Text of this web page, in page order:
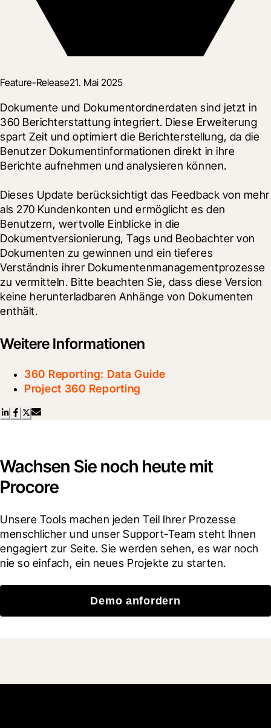
Feature-Release21. Mai 2025
Dokumente und Dokumentordnerdaten sind jetzt in
360 Berichterstattung integriert. Diese Erweiterung
spart Zeit und optimiert die Berichterstellung, da die
Benutzer Dokumentinformationen direkt in ihre
Berichte aufnehmen und analysieren können.
Dieses Update berücksichtigt das Feedback von mehr
als 270 Kundenkonten und ermöglicht es den
Benutzern, wertvolle Einblicke in die
Dokumentversionierung, Tags und Beobachter von
Dokumenten zu gewinnen und ein tieferes
Verständnis ihrer Dokumentenmanagementprozesse
zu vermitteln. Bitte beachten Sie, dass diese Version
keine herunterladbaren Anhänge von Dokumenten
enthält.
Weitere Informationen
360 Reporting: Data Guide
Project 360 Reporting
Wachsen Sie noch heute mit
Procore
Unsere Tools machen jeden Teil Ihrer Prozesse
menschlicher und unser Support-Team steht Ihnen
engagiert zur Seite. Sie werden sehen, es war noch
nie so einfach, ein neues Projekte zu starten.
Demo anfordern